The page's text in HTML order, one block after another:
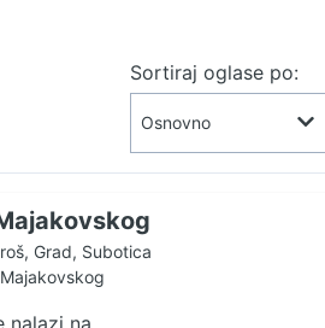
Sortiraj oglase po:
Grad, Subotica
nalazi na